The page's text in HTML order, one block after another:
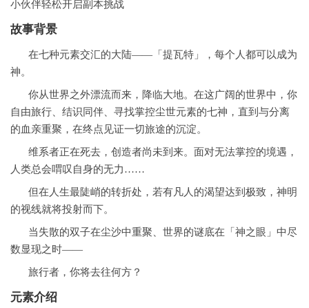
小伙伴轻松开启副本挑战
故事背景
在七种元素交汇的大陆——「提瓦特」，每个人都可以成为
神。
你从世界之外漂流而来，降临大地。在这广阔的世界中，你
自由旅行、结识同伴、寻找掌控尘世元素的七神，直到与分离
的血亲重聚，在终点见证一切旅途的沉淀。
维系者正在死去，创造者尚未到来。面对无法掌控的境遇，
人类总会喟叹自身的无力……
但在人生最陡峭的转折处，若有凡人的渴望达到极致，神明
的视线就将投射而下。
当失散的双子在尘沙中重聚、世界的谜底在「神之眼」中尽
数显现之时——
旅行者，你将去往何方？
元素介绍